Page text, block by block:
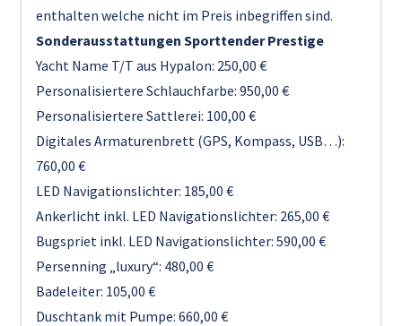
enthalten welche nicht im Preis inbegriffen sind.
Sonderausstattungen Sporttender Prestige
Yacht Name T/T aus Hypalon: 250,00 €
Personalisiertere Schlauchfarbe: 950,00 €
Personalisiertere Sattlerei: 100,00 €
Digitales Armaturenbrett (GPS, Kompass, USB…):
760,00 €
LED Navigationslichter: 185,00 €
Ankerlicht inkl. LED Navigationslichter: 265,00 €
Bugspriet inkl. LED Navigationslichter: 590,00 €
Persenning „luxury“: 480,00 €
Badeleiter: 105,00 €
Duschtank mit Pumpe: 660,00 €